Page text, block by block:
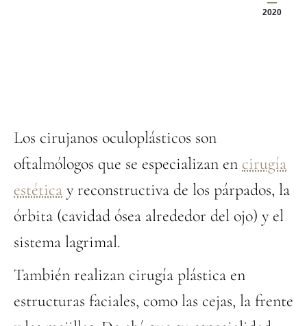
2020
Los cirujanos oculoplásticos son
oftalmólogos que se especializan en cirugía
estética y reconstructiva de los párpados, la
órbita (cavidad ósea alrededor del ojo) y el
sistema lagrimal.
También realizan cirugía plástica en
estructuras faciales, como las cejas, la frente